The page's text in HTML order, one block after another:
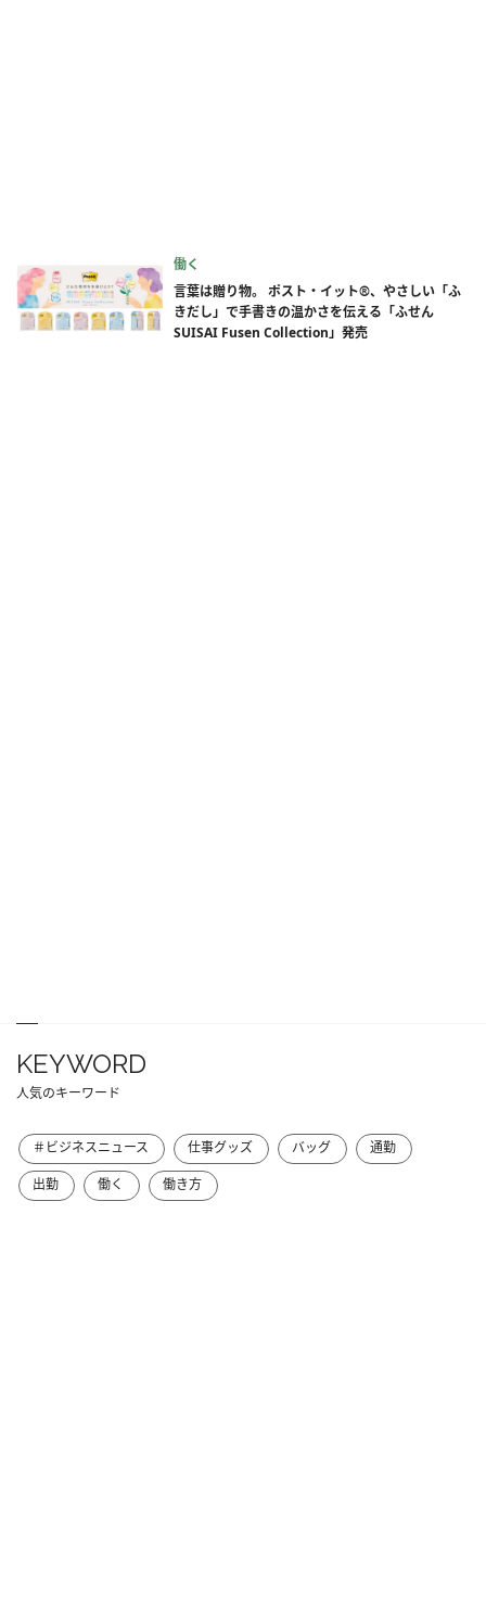
働く
言葉は贈り物。 ポスト・イット®、やさしい「ふ
きだし」で手書きの温かさを伝える「ふせん
SUISAI Fusen Collection」発売
KEYWORD
人気のキーワード
＃ビジネスニュース 仕事グッズ バッグ
通勤
出勤
働く 働き方